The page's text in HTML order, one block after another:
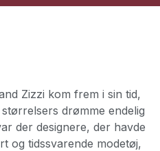
Zizzi kom frem i sin tid,
drømme endelig
der designere, der havde
og tidssvarende modetøj,